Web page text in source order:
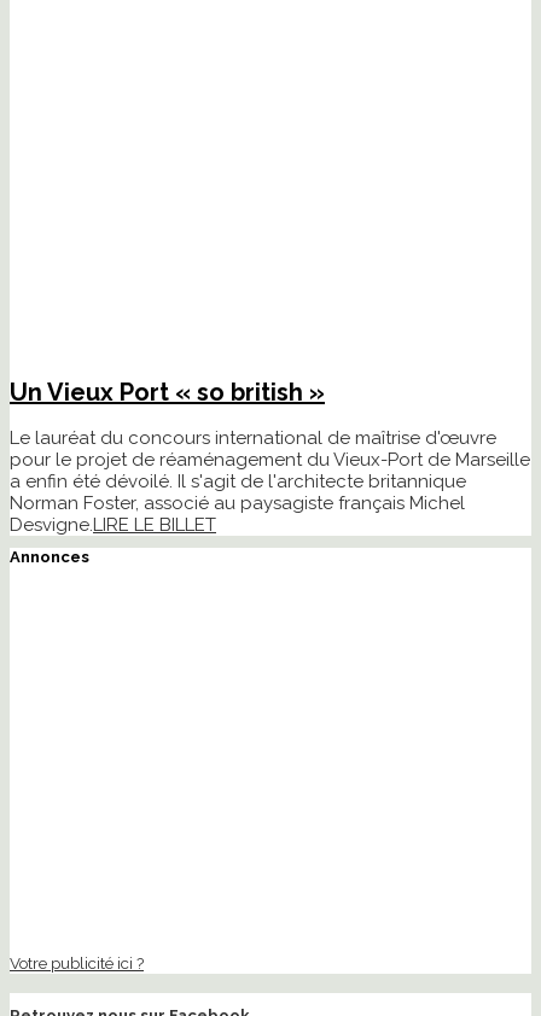
Un Vieux Port « so british »
Le lauréat du concours international de maîtrise d'œuvre
pour le projet de réaménagement du Vieux-Port de Marseille
a enfin été dévoilé. Il s'agit de l'architecte britannique
Norman Foster, associé au paysagiste français Michel
Desvigne. LIRE LE BILLET
Annonces
Votre publicité ici ?